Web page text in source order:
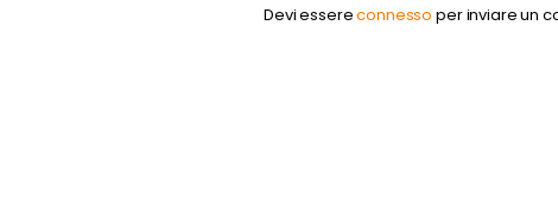
Devi essereconnesso per inviare un